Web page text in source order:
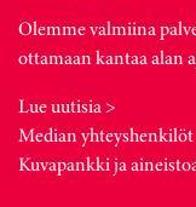
Olemme valmiina
ottamaan kantaa alan
Lue uutisia >
Median
Kuvapankki ja